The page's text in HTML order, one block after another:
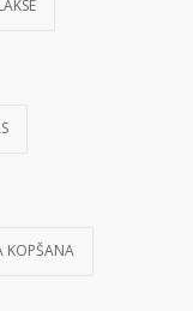
KOPŠANA